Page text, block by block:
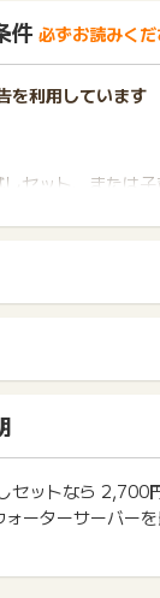
件 必ずお読みくだ
を利用しています
セット、または
ャンセル、設置不
偽など、お申込
申込みや他のペ
の利用履歴があ
果に至るまで、同
は「標準ブラウ
問い合わせは、ポ
さい。
広告主に直接お問
なる場合がござい
らお申し込みやお
（※）で他のサイ
。
ポイントGET 」ボ
で、デバイス・ブ
せん。
・サービスをご
り、「 サイトへ
用ください。
る場合、広告主側
きましては、1商
。
ント未満のもの
れません。
のポイント等を利
イントタウンのポ
るサービスの都合
セットなら 2,700
ーターサーバー